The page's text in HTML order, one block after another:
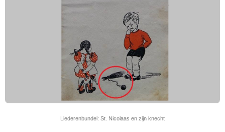
Liederenbundel: St. Nicolaas en zijn knecht